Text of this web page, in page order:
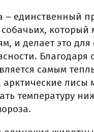
– единственный
собачьих, который
и делает это
Благодаря
самым
лисы
температуру